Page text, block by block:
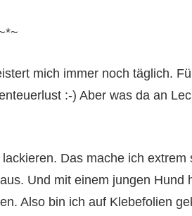
mich immer noch täglich.
:-) Aber was da an
Das mache ich extrem
Und mit einem jungen Hund
Also bin ich auf Klebefolien